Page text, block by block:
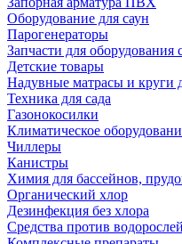
Оборудование для саун
Парогенераторы
Запчасти для оборудования
Детские товары
Надувные матрасы и круги
Техника для сада
Газонокосилки
Климатическое
Чиллеры
Канистры
Химия для бассейнов,
Органический хлор
Дезинфекция без хлора
Средства против